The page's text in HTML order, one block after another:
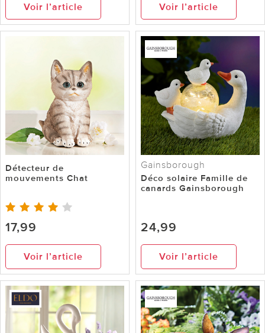
Voir l’article Voir l’article
Détecteur de
mouvements Chat
17,99
Voir l’article
Gainsborough
Déco solaire Famille de
canards Gainsborough
24,99
Voir l’article